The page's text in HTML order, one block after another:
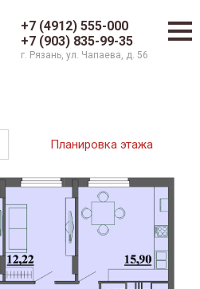
+7 (4912) 555-000
+7 (903) 835-99-35
г. Рязань, ул. Чапаева, д. 56
Планировка этажа